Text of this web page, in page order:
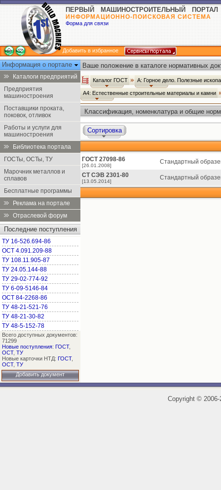
ПЕРВЫЙ МАШИНОСТРОИТЕЛЬНЫЙ ПОРТАЛ
ИНФОРМАЦИОННО-ПОИСКОВАЯ СИСТЕМА
Форма для связи
Добавить в избранное
Информация о портале
Каталоги предприятий
Предприятия
машиностроения
Поставщики проката,
поковок, отливок
Работы и услуги для
машиностроения
Библиотека портала
ГОСТы, ОСТы, ТУ
Марочник металлов и
сплавов
Бесплатные программы
Реклама на портале
Отраслевой форум
Последние поступления
ТУ 16-526.694-86
ОСТ 4.091.209-88
ТУ 108.11.905-87
ТУ 24.05.144-88
ТУ 29-02-774-92
ТУ 6-09-5146-84
ОСТ 84-2268-86
ТУ 48-21-521-76
ТУ 48-21-30-82
ТУ 48-5-152-78
Всего доступных документов:
71299
Новые поступления: ГОСТ,
ОСТ, ТУ
Новые карточки НТД: ГОСТ,
ОСТ, ТУ
Добавить документ
Ваше положение в каталоге нормативных
Каталог ГОСТ А: Горное дело. Полезные
А4: Естественные строительные материалы и камни
Классификация, номенклатура и общие
Сортировка
ГОСТ 27098-86
[26.01.2008]
Стандартный
СТ СЭВ 2301-80
[13.05.2014]
Стандартный
Copyright ©